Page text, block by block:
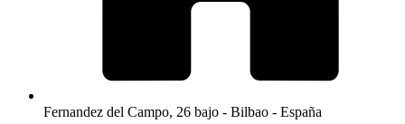
Fernandez del Campo, 26 bajo - Bilbao - España